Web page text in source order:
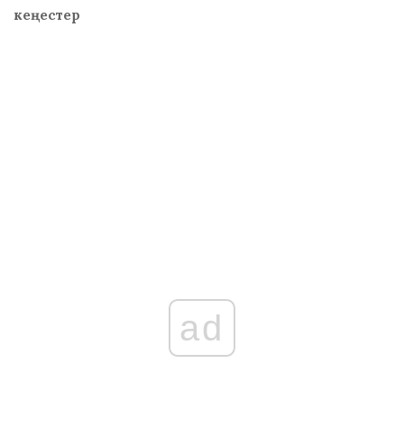
кеңестер
ad